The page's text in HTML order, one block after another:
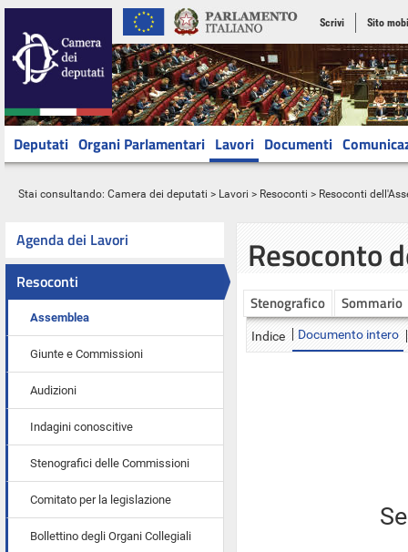
Scrivi Sito
Deputati Organi Parlamentari Lavori Documenti
Stai consultando: Camera dei deputati > Lavori > Resoconti > Resoconti
Agenda dei Lavori
Resoconti
Assemblea
Giunte e Commissioni
Audizioni
Indagini conoscitive
Stenografici delle Commissioni
Comitato per la legislazione
Bollettino degli Organi Collegiali
Resoconto
Stenografico Sommario
Indice Documento intero